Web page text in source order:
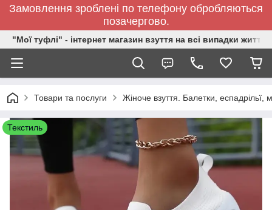
Замовлення зроблені по телефону обробляються
позачергово.
"Мої туфлі" - інтернет магазин взуття на всі випадки життя.
Товари та послуги Жіноче взуття. Балетки,
Текстиль